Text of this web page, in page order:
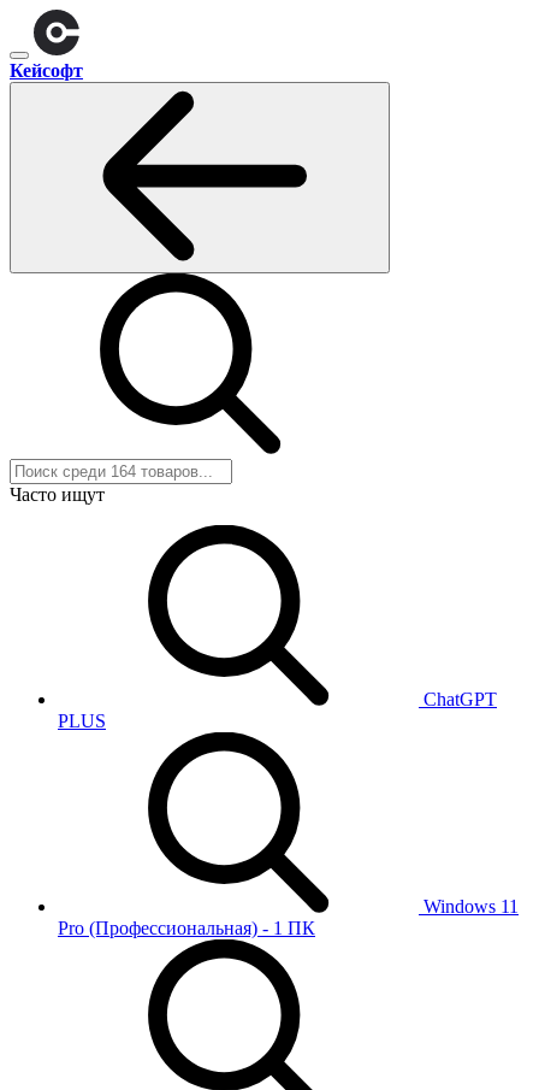
Кейсофт
Часто ищут
ChatGPT
PLUS
Windows 11
Pro (Профессиональная) - 1 ПК